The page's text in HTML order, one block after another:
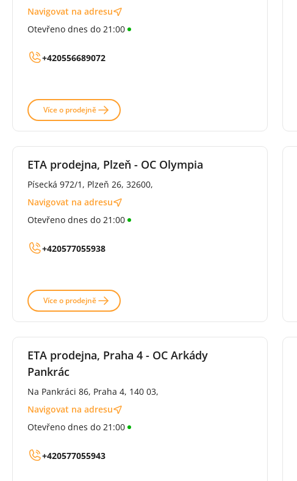
Navigovat na adresu
Otevřeno dnes do 21:00
+420556689072
Více o prodejně
ETA prodejna, Plzeň - OC Olympia
Písecká 972/1, Plzeň 26, 32600,
Navigovat na adresu
Otevřeno dnes do 21:00
+420577055938
Více o prodejně
ETA prodejna, Praha 4 - OC Arkády
Pankrác
Na Pankráci 86, Praha 4, 140 03,
Navigovat na adresu
Otevřeno dnes do 21:00
+420577055943